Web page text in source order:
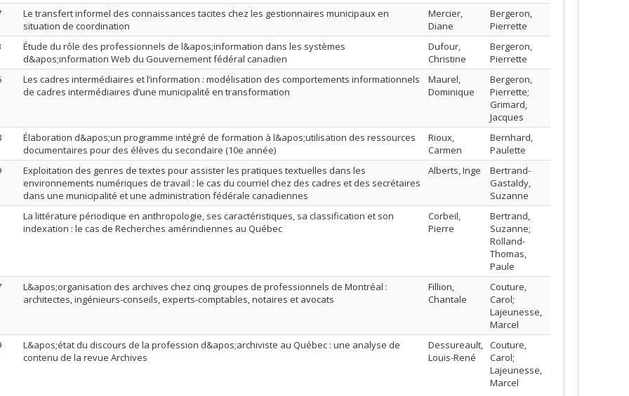
Le transfert informel des connaissances tacites chez les gestionnaires municipaux en
situation de coordination
Mercier,
Diane
Bergeron,
Pierrette
Étude du rôle des professionnels de l&apos;information dans les systèmes
d&apos;information Web du Gouvernement fédéral canadien
Dufour,
Christine
Bergeron,
Pierrette
Les cadres intermédiaires et l’information : modélisation des comportements informationnels
de cadres intermédiaires d’une municipalité en transformation
Maurel,
Dominique
Bergeron,
Pierrette;
Grimard,
Jacques
Élaboration d&apos;un programme intégré de formation à l&apos;utilisation des ressources
documentaires pour des élèves du secondaire (10e année)
Rioux,
Carmen
Bernhard,
Paulette
Exploitation des genres de textes pour assister les pratiques textuelles dans les
environnements numériques de travail : le cas du courriel chez des cadres et des secrétaires
dans une municipalité et une administration fédérale canadiennes
Alberts, Inge
Bertrand-
Gastaldy,
Suzanne
La littérature périodique en anthropologie, ses caractéristiques, sa classification et son
indexation : le cas de Recherches amérindiennes au Québec
Corbeil,
Pierre
Bertrand,
Suzanne;
Rolland-
Thomas,
Paule
L&apos;organisation des archives chez cinq groupes de professionnels de Montréal :
architectes, ingénieurs-conseils, experts-comptables, notaires et avocats
Fillion,
Chantale
Couture,
Carol;
Lajeunesse,
Marcel
L&apos;état du discours de la profession d&apos;archiviste au Québec : une analyse de
contenu de la revue Archives
Dessureault,
Louis-René
Couture,
Carol;
Lajeunesse,
Marcel